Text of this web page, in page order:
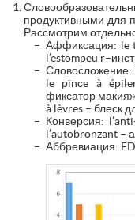
продуктивными для
Рассмотрим
Аффиксация: le
l’estompeu
Словосложение:
le pince à
фиксатор
à lèvres – блеск
Конверсия:
l’autobronzant –
Аббревиация: